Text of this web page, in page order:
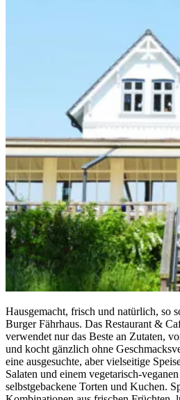
Hausgemacht, frisch und natürlich, so
Burger Fährhaus. Das Restaurant &
verwendet nur das Beste an Zutaten,
und kocht gänzlich ohne
eine ausgesuchte, aber vielseitige
Salaten und einem vegetarisch-
selbstgebackene Torten und Kuchen.